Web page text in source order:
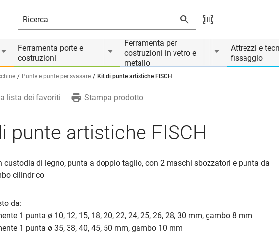
Ferramenta porte e
costruzioni
Ferramenta per
costruzioni in vetro e
metallo
Attrezzi e
fissaggio
Punte e punte per svasare Kit di punte artistiche FISCH
lista dei favoriti Stampa prodotto
punte artistiche FISCH
custodia di legno, punta a doppio taglio, con 2 maschi sbozzatori e punta da
cilindrico
da:
1 punta ø 10, 12, 15, 18, 20, 22, 24, 25, 26, 28, 30 mm, gambo 8 mm
1 punta ø 35, 38, 40, 45, 50 mm, gambo 10 mm